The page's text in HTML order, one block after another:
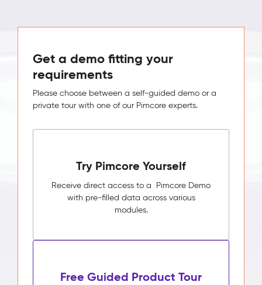
Get a demo fitting your
requirements
Please choose between a self-guided demo or a
private tour with one of our Pimcore experts.
Try Pimcore Yourself
Receive direct access to a Pimcore Demo
with pre-filled data across various
modules.
Free Guided Product Tour